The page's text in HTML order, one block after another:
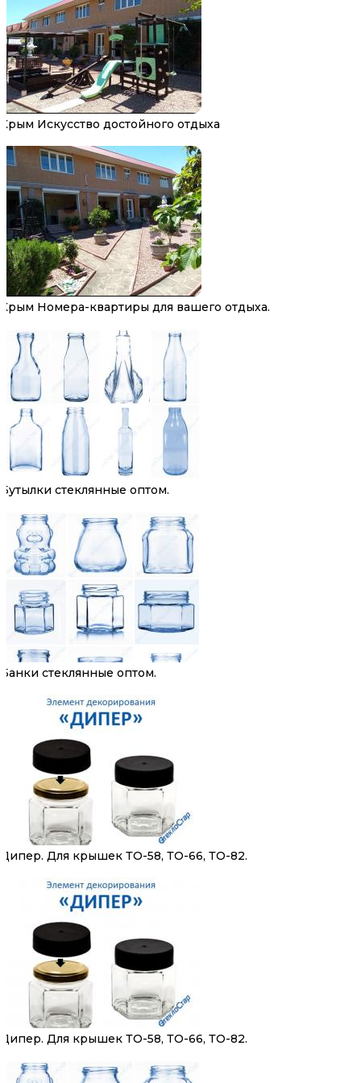
Крым Искусство достойного отдыха
Крым Номера-квартиры для вашего отдыха.
Бутылки стеклянные оптом.
Банки стеклянные оптом.
Дипер. Для крышек ТО-58, ТО-66, ТО-82.
Дипер. Для крышек ТО-58, ТО-66, ТО-82.